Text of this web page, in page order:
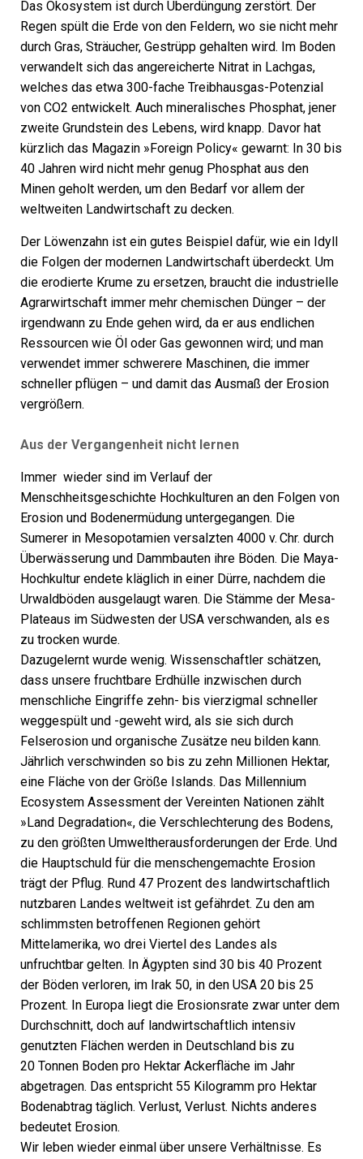
Das Ökosystem ist durch Überdüngung zerstört. Der
Regen spült die Erde von den Feldern, wo sie nicht mehr
durch Gras, Sträucher, Gestrüpp gehalten wird. Im Boden
verwandelt sich das angereicherte Nitrat in Lachgas,
welches das etwa 300-fache Treibhausgas-Potenzial
von CO2 entwickelt. Auch mineralisches Phosphat, jener
zweite Grundstein des Lebens, wird knapp. Davor hat
kürzlich das Magazin »Foreign Policy« gewarnt: In 30 bis
40 Jahren wird nicht mehr genug Phosphat aus den
Minen geholt werden, um den Bedarf vor allem der
weltweiten Landwirtschaft zu decken.
Der Löwenzahn ist ein gutes Beispiel dafür, wie ein Idyll
die Folgen der modernen Landwirtschaft überdeckt. Um
die erodierte Krume zu ersetzen, braucht die industrielle
Agrarwirtschaft immer mehr chemischen Dünger – der
irgendwann zu Ende gehen wird, da er aus endlichen
Ressourcen wie Öl oder Gas gewonnen wird; und man
verwendet immer schwerere Maschinen, die immer
schneller pflügen – und damit das Ausmaß der Erosion
vergrößern.
Aus der Vergangenheit nicht lernen
Immer wieder sind im Verlauf der
Menschheitsgeschichte Hochkulturen an den Folgen von
Erosion und Bodenermüdung untergegangen. Die
Sumerer in Mesopotamien versalzten 4000 v. Chr. durch
Überwässerung und Dammbauten ihre Böden. Die Maya-
Hochkultur endete kläglich in einer Dürre, nachdem die
Urwaldböden ausgelaugt waren. Die Stämme der Mesa-
Plateaus im Südwesten der USA verschwanden, als es
zu trocken wurde.
Dazugelernt wurde wenig. Wissenschaftler schätzen,
dass unsere fruchtbare Erdhülle inzwischen durch
menschliche Eingriffe zehn- bis vierzigmal schneller
weggespült und -geweht wird, als sie sich durch
Felserosion und organische Zusätze neu bilden kann.
Jährlich verschwinden so bis zu zehn Millionen Hektar,
eine Fläche von der Größe Islands. Das Millennium
Ecosystem Assessment der Vereinten Nationen zählt
»Land Degradation«, die Verschlechterung des Bodens,
zu den größten Umweltherausforderungen der Erde. Und
die Hauptschuld für die menschengemachte Erosion
trägt der Pflug. Rund 47 Prozent des landwirtschaftlich
nutzbaren Landes weltweit ist gefährdet. Zu den am
schlimmsten betroffenen Regionen gehört
Mittelamerika, wo drei Viertel des Landes als
unfruchtbar gelten. In Ägypten sind 30 bis 40 Prozent
der Böden verloren, im Irak 50, in den USA 20 bis 25
Prozent. In Europa liegt die Ero­sionsrate zwar unter dem
Durchschnitt, doch auf landwirtschaftlich intensiv
genutzten Flächen werden in Deutschland bis zu
20 Tonnen Boden pro Hektar Ackerfläche im Jahr
abgetragen. Das entspricht 55 Kilogramm pro Hektar
Bodenabtrag täglich. Verlust, ­Verlust. Nichts anderes
bedeutet Erosion.
Wir leben wieder einmal über unsere Verhältnisse. Es